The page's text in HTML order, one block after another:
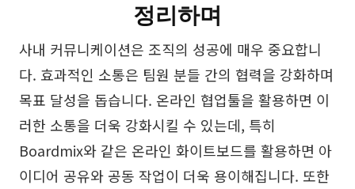
정리하며
사내 커뮤니케이션은 조직의 성공에 매우 중요합니
다. 효과적인 소통은 팀원 분들 간의 협력을 강화하며
목표 달성을 돕습니다. 온라인 협업툴을 활용하면 이
러한 소통을 더욱 강화시킬 수 있는데, 특히
Boardmix와 같은 온라인 화이트보드를 활용하면 아
이디어 공유와 공동 작업이 더욱 용이해집니다. 또한